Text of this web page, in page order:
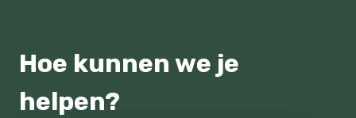
Hoe kunnen we je
helpen?